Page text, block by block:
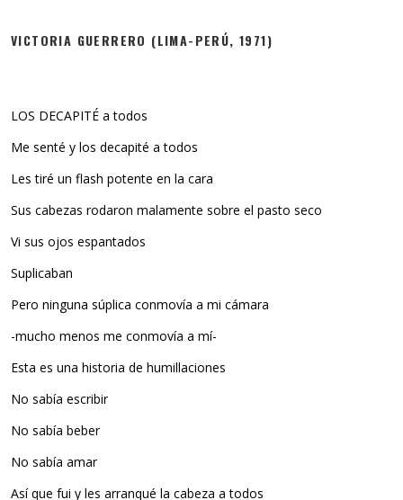
VICTORIA GUERRERO (LIMA-PERÚ, 1971)
LOS DECAPITÉ a todos
Me senté y los decapité a todos
Les tiré un flash potente en la cara
Sus cabezas rodaron malamente sobre el pasto seco
Vi sus ojos espantados
Suplicaban
Pero ninguna súplica conmovía a mi cámara
-mucho menos me conmovía a mí-
Esta es una historia de humillaciones
No sabía escribir
No sabía beber
No sabía amar
Así que fui y les arranqué la cabeza a todos